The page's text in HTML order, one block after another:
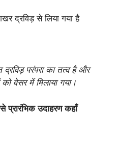
द्रविड़ से लिया गया है
द्रविड़ परंपरा का तत्व है और
को वेसर में मिलाया गया।
प्रारंभिक उदाहरण कहाँ